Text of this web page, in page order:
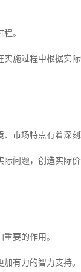
。
施过程中根据实际
市场特点有着深刻
问题，创造实际价
要的作用。
有力的智力支持。